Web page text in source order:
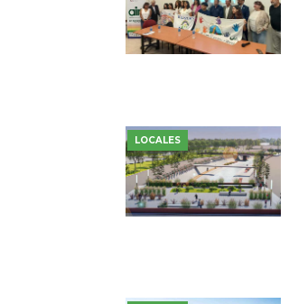
LOCALES